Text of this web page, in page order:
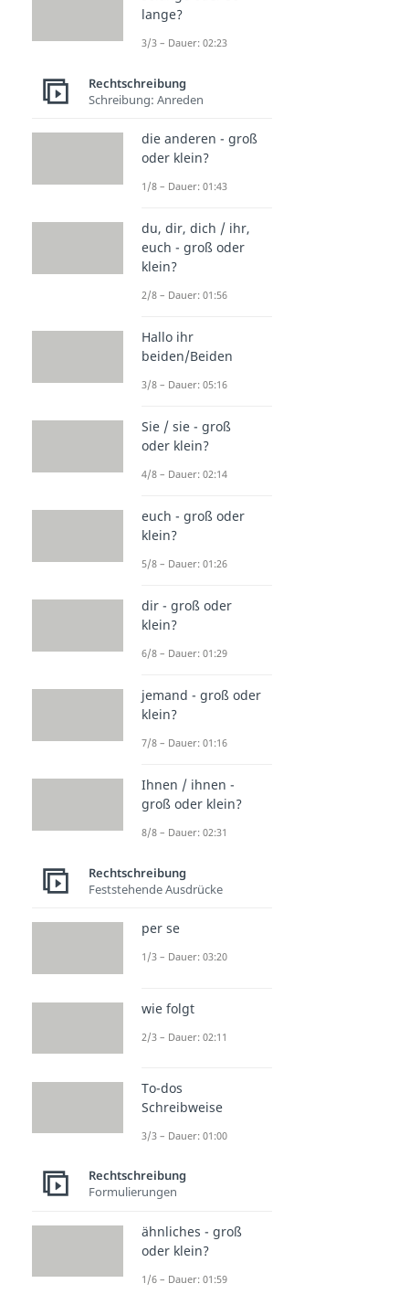
fml Abkürzung
Dauer: 01:29
lange?
3/3 – Dauer: 02:23
Rechtschreibung
Schreibung: Anreden
die anderen - groß
oder klein?
1/8 – Dauer: 01:43
du, dir, dich / ihr,
euch - groß oder
klein?
2/8 – Dauer: 01:56
Hallo ihr
beiden/Beiden
3/8 – Dauer: 05:16
Sie / sie - groß
oder klein?
4/8 – Dauer: 02:14
euch - groß oder
klein?
5/8 – Dauer: 01:26
dir - groß oder
klein?
6/8 – Dauer: 01:29
jemand - groß oder
klein?
7/8 – Dauer: 01:16
Ihnen / ihnen -
groß oder klein?
8/8 – Dauer: 02:31
Rechtschreibung
Feststehende Ausdrücke
per se
1/3 – Dauer: 03:20
wie folgt
2/3 – Dauer: 02:11
To-dos
Schreibweise
3/3 – Dauer: 01:00
Rechtschreibung
Formulierungen
ähnliches - groß
oder klein?
1/6 – Dauer: 01:59